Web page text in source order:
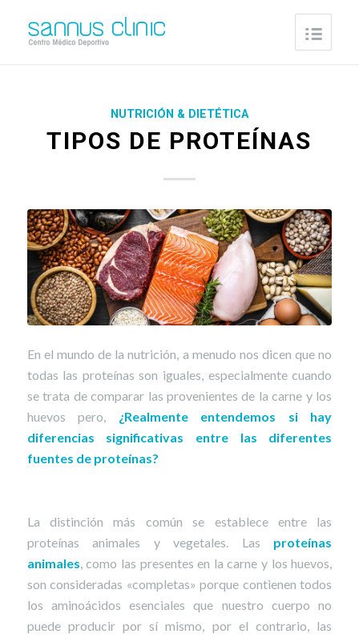
NUTRICIÓN & DIETÉTICA
TIPOS DE PROTEÍNAS
En el mundo de la nutrición, a menudo nos dicen que no
todas las proteínas son iguales, especialmente cuando
se trata de comparar las provenientes de la carne y los
huevos pero, ¿Realmente entendemos si hay
diferencias significativas entre las diferentes
fuentes de proteínas?
La distinción más común se establece entre las
proteínas animales y vegetales. Las proteínas
animales, como las presentes en la carne y los huevos,
son consideradas «completas» porque contienen todos
los aminoácidos esenciales que nuestro cuerpo no
puede producir por sí mismo, por el contrario, las